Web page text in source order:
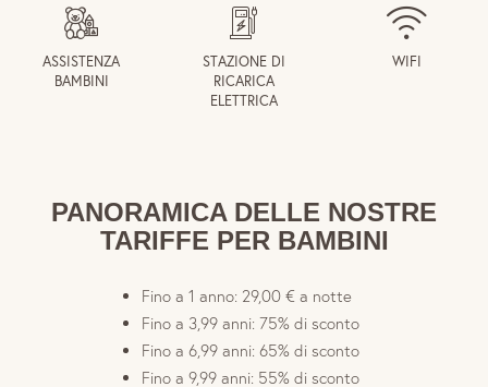
ASSISTENZA
BAMBINI
STAZIONE DI
RICARICA
ELETTRICA
WIFI
PANORAMICA DELLE NOSTRE
TARIFFE PER BAMBINI
Fino a 1 anno: 29,00 € a notte
Fino a 3,99 anni: 75% di sconto
Fino a 6,99 anni: 65% di sconto
Fino a 9,99 anni: 55% di sconto